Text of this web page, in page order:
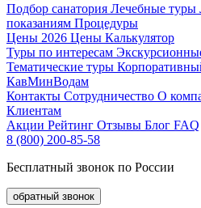
Подбор санатория Лечебные туры
показаниям Процедуры
Цены 2026 Цены Калькулятор
Туры по интересам
Тематические туры
КавМинВодам
Контакты Сотрудничество О
Клиентам
Акции Рейтинг Отзывы Блог FAQ
8 (800) 200-85-58
Бесплатный звонок по России
обратный звонок